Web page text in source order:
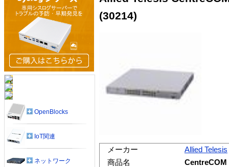
(30214)
メーカー
Allied Telesis
商品名
OpenBlocks
IoT関連
ネットワーク